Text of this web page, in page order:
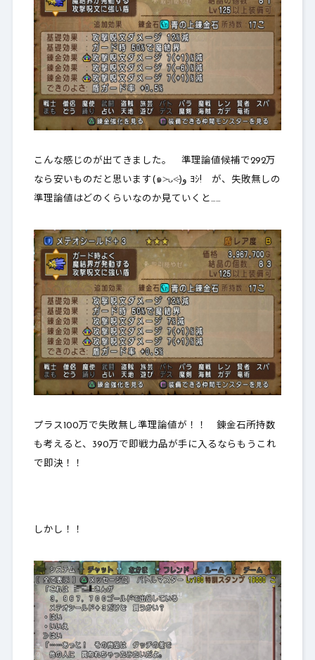
こんな感じのが出てきました。 準理論値候補で292万
なら安いものだと思います(๑˃̵ᴗ˂̵)و ﾖｼ! が、失敗無しの
準理論値はどのくらいなのか見ていくと……
プラス100万で失敗無し準理論値が！！ 錬金石所持数
も考えると、390万で即戦力品が手に入るならもうこれ
で即決！！
しかし！！